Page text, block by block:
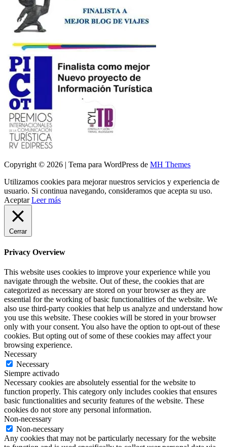
Copyright © 2026 | Tema para WordPress de MH Themes
Utilizamos cookies para mejorar nuestros servicios y experiencia de
usuario. Si continua navegando, consideramos que acepta su uso.
Aceptar Leer más
Cerrar
Privacy Overview
This website uses cookies to improve your experience while you
navigate through the website. Out of these, the cookies that are
categorized as necessary are stored on your browser as they are
essential for the working of basic functionalities of the website. We
also use third-party cookies that help us analyze and understand how
you use this website. These cookies will be stored in your browser
only with your consent. You also have the option to opt-out of these
cookies. But opting out of some of these cookies may affect your
browsing experience.
Necessary
Necessary
Siempre activado
Necessary cookies are absolutely essential for the website to
function properly. This category only includes cookies that ensures
basic functionalities and security features of the website. These
cookies do not store any personal information.
Non-necessary
Non-necessary
Any cookies that may not be particularly necessary for the website